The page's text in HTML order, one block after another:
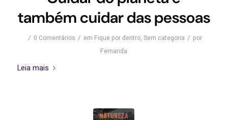
também cuidar das pessoas
/ 0 Comentários / em Fique por dentro ,Sem categoria / por
Fernanda
Leia mais